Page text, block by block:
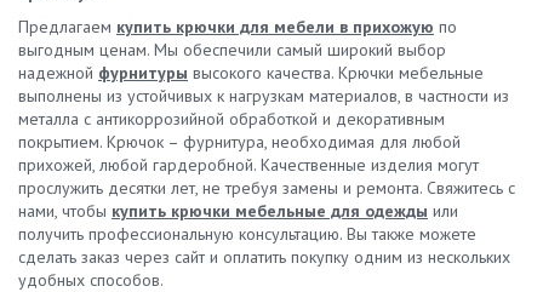
Предлагаем купить крючки для мебели в прихожую по
выгодным ценам. Мы обеспечили самый широкий выбор
надежной фурнитуры высокого качества. Крючки мебельные
выполнены из устойчивых к нагрузкам материалов, в частности из
металла с антикоррозийной обработкой и декоративным
покрытием. Крючок – фурнитура, необходимая для любой
прихожей, любой гардеробной. Качественные изделия могут
прослужить десятки лет, не требуя замены и ремонта. Свяжитесь с
нами, чтобы купить крючки мебельные для одежды или
получить профессиональную консультацию. Вы также можете
сделать заказ через сайт и оплатить покупку одним из нескольких
удобных способов.